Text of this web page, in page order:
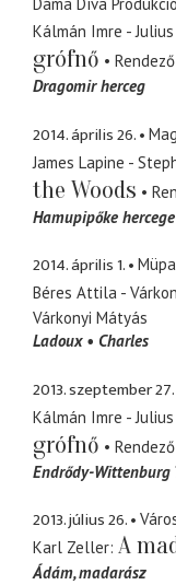
Dáma Díva Produkció
Kálmán Imre -
grófnő
Rendező
Dragomir herceg
2014. április 26.
James Lapine -
the Woods
Hamupipőke hercege
2014. április 1.
Müpa
Béres Attila -
Várkonyi Mátyás
Ladoux
Charles
2013. szeptember 27.
Kálmán Imre -
grófnő
Rendező
Endrődy-Wittenburg
2013. július 26.
Karl Zeller A
Ádám madarász